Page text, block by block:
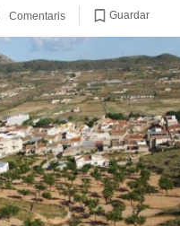
Comentaris Guardar